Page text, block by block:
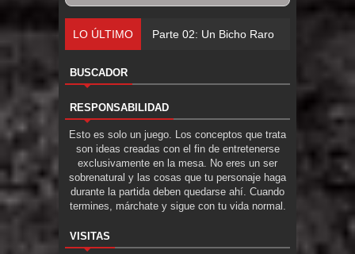
LO ÚLTIMO Parte 02: Un Bicho Raro
BUSCADOR
RESPONSABILIDAD
Esto es solo un juego. Los conceptos que trata
son ideas creadas con el fin de entretenerse
exclusivamente en la mesa. No eres un ser
sobrenatural y las cosas que tu personaje haga
durante la partida deben quedarse ahí. Cuando
termines, márchate y sigue con tu vida normal.
VISITAS